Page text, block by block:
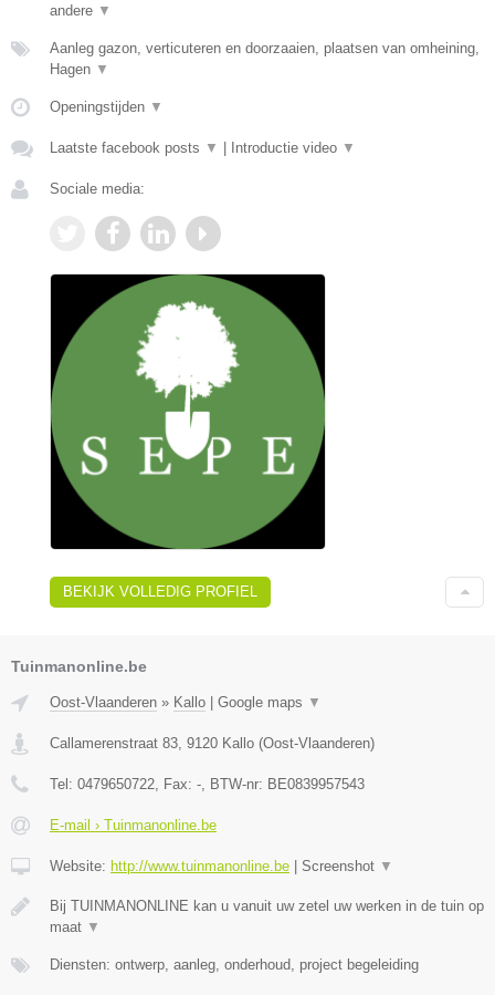
andere ▼
Aanleg gazon, verticuteren en doorzaaien, plaatsen van omheining,
Hagen ▼
Openingstijden ▼
Laatste facebook posts ▼ Introductie video ▼
Sociale media:
BEKIJK VOLLEDIG PROFIEL
Tuinmanonline.be
Oost-Vlaanderen » Kallo Google maps ▼
Callamerenstraat 83, 9120 Kallo (Oost-Vlaanderen)
Tel: 0479650722, Fax: -, BTW-nr: BE0839957543
E-mail › Tuinmanonline.be
Website: http://www.tuinmanonline.be Screenshot ▼
Bij TUINMANONLINE kan u vanuit uw zetel uw werken in de tuin op
maat ▼
Diensten: ontwerp, aanleg, onderhoud, project begeleiding